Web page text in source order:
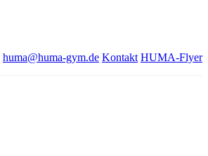
huma@huma-gym.de Kontakt HUMA-Flyer